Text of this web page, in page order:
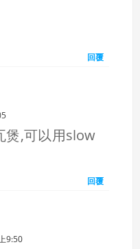
回覆
煲,可以用slow
回覆
9:50